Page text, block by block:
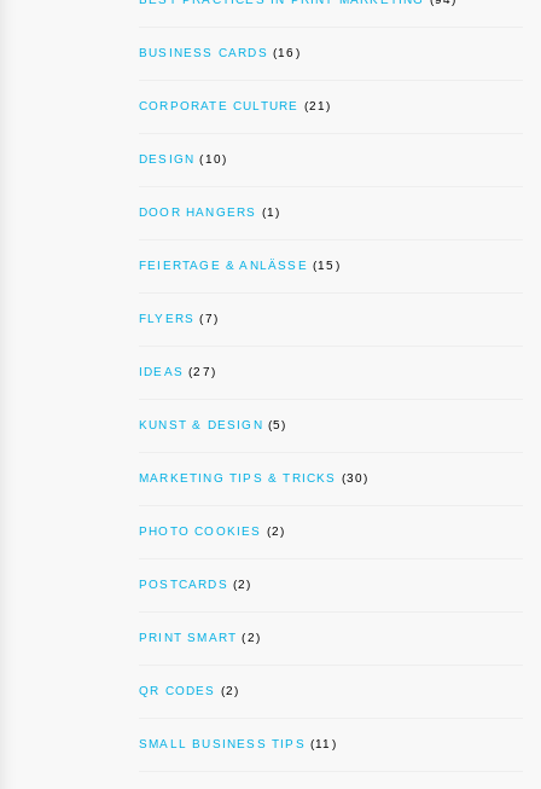
BUSINESS CARDS (16)
CORPORATE CULTURE (21)
DESIGN (10)
DOOR HANGERS (1)
FEIERTAGE & ANLÄSSE (15)
FLYERS (7)
IDEAS (27)
KUNST & DESIGN (5)
MARKETING TIPS & TRICKS (30)
PHOTO COOKIES (2)
POSTCARDS (2)
PRINT SMART (2)
QR CODES (2)
SMALL BUSINESS TIPS (11)